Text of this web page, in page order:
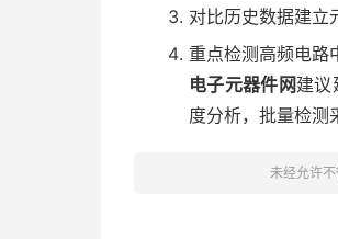
对比历史数据建立
重点检测高频电路
电子元器件网建议
度分析，批量检测
未经允许不